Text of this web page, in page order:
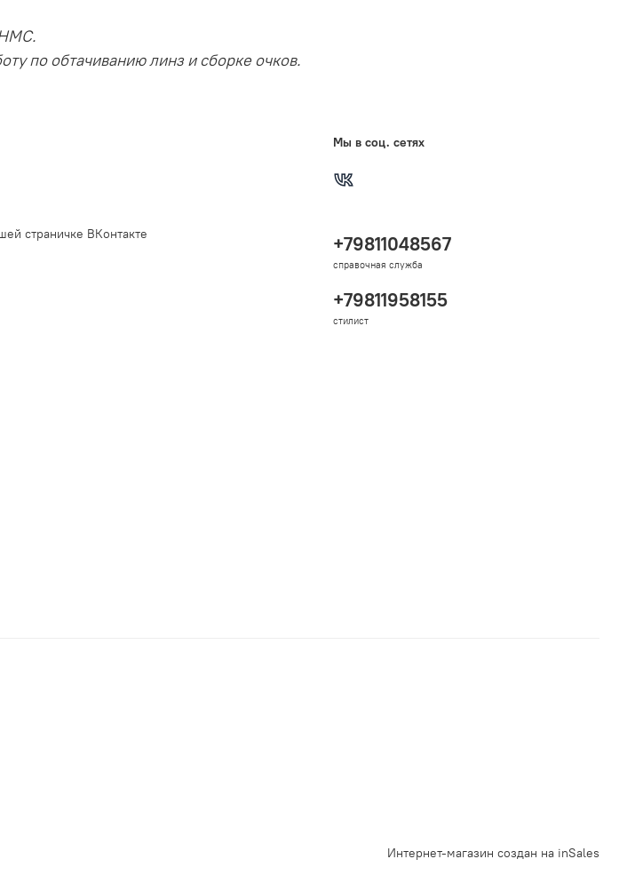
по обтачиванию линз и сборке очков.
страничке ВКонтакте
Мы в соц. сетях
+79811048567
справочная служба
+79811958155
стилист
Интернет-магазин создан на inSales